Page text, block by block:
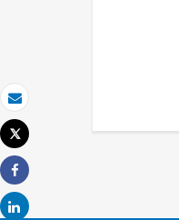
Email
Imprimer
Tweet
Share
Share